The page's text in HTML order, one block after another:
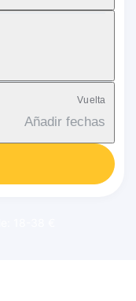
Vuelta
Añadir fechas